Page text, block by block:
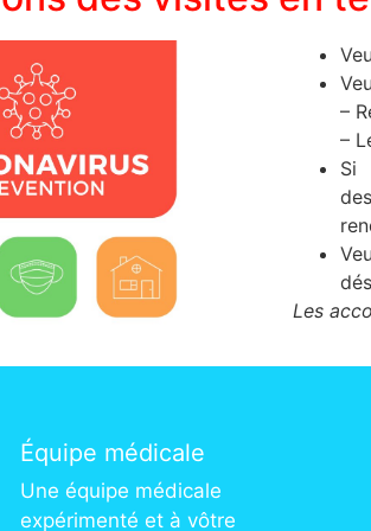
–
–
Si
Les
Équipe médicale
Une équipe médicale
expérimenté et à vôtre